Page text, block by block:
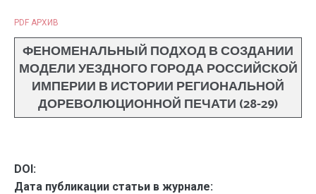
PDF АРХИВ
ФЕНОМЕНАЛЬНЫЙ ПОДХОД В СОЗДАНИИ
МОДЕЛИ УЕЗДНОГО ГОРОДА РОССИЙСКОЙ
ИМПЕРИИ В ИСТОРИИ РЕГИОНАЛЬНОЙ
ДОРЕВОЛЮЦИОННОЙ ПЕЧАТИ (28-29)
DOI:
Дата публикации статьи в журнале: